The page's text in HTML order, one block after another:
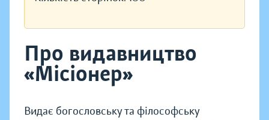
Про видавництво
«Місіонер»
Видає богословську та філософську